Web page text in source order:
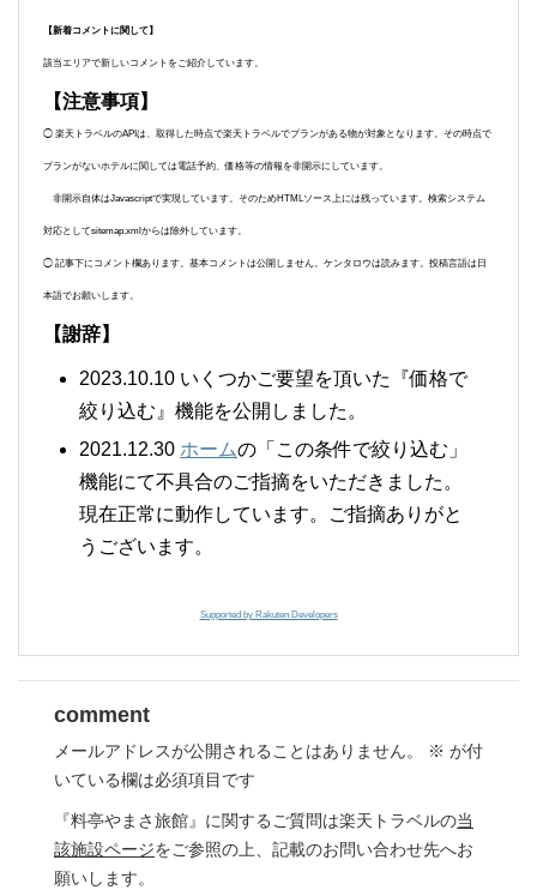
【新着コメントに関して】
該当エリアで新しいコメントをご紹介しています。
【注意事項】
◯ 楽天トラベルのAPIは、取得した時点で楽天トラベルでプランがある物が対象となります。その時点で
プランがないホテルに関しては電話予約、価格等の情報を非開示にしています。
非開示自体はJavascriptで実現しています。そのためHTMLソース上には残っています。検索システム
対応としてsitemap.xmlからは除外しています。
◯ 記事下にコメント欄あります。基本コメントは公開しません。ケンタロウは読みます。投稿言語は日
本語でお願いします。
【謝辞】
2023.10.10 いくつかご要望を頂いた『価格で
絞り込む』機能を公開しました。
2021.12.30 ホームの「この条件で絞り込む」
機能にて不具合のご指摘をいただきました。
現在正常に動作しています。ご指摘ありがと
うございます。
Supported by Rakuten Developers
comment
メールアドレスが公開されることはありません。 ※ が付
いている欄は必須項目です
『料亭やまさ旅館』に関するご質問は楽天トラベルの当
該施設ページをご参照の上、記載のお問い合わせ先へお
願いします。